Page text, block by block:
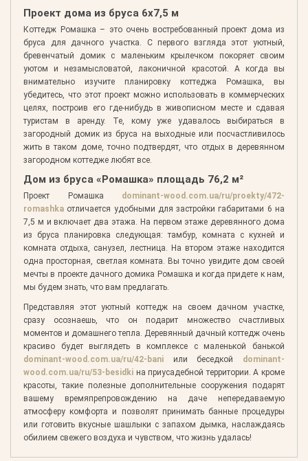
Проект дома из бруса 6х7,5 м
Коттедж Ромашка – это очень востребованный проект дома из
бруса для дачного участка. С первого взгляда этот уютный,
бревенчатый домик с маленьким крылечком покоряет своим
уютом и незамысловатой, лаконичной красотой. А когда вы
внимательно изучите планировку коттеджа Ромашка, вы
убедитесь, что этот проект можно использовать в коммерческих
целях, построив его где-нибудь в живописном месте и сдавая
туристам в аренду. Те, кому уже удавалось выбираться в
загородный домик из бруса на выходные или посчастливилось
жить в таком доме, точно подтвердят, что отдых в деревянном
загородном коттедже любят все.
Дом из бруса «Ромашка» площадь 76,2 м²
Проект Ромашка dominant-wood.com.ua/ru/proekty/472-
romashka отличается удобными для застройки габаритами 6 на
7,5 м и включает два этажа. На первом этаже деревянного дома
из бруса планировка следующая: тамбур, комната с кухней и
комната отдыха, санузел, лестница. На втором этаже находится
одна просторная, светлая комната. Вы точно увидите дом своей
мечты в проекте дачного домика Ромашка и когда придете к нам,
мы будем знать, что вам предлагать.
Представляя этот уютный коттедж на своем дачном участке,
сразу осознаешь, что он подарит множество счастливых
моментов и домашнего тепла. Деревянный дачный коттедж очень
красиво будет выглядеть в комплексе с маленькой банькой
dominant-wood.com.ua/ru/42-bani или беседкой dominant-
wood.com.ua/ru/53-besidki на приусадебной территории. А кроме
красоты, такие полезные дополнительные сооружения подарят
вашему времяпрепровождению на даче непередаваемую
атмосферу комфорта и позволят принимать банные процедуры
или готовить вкусные шашлыки с запахом дымка, наслаждаясь
обилием свежего воздуха и чувством, что жизнь удалась!